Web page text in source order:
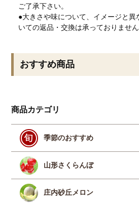
ご了承下さい。
●大きさや味について、イメージと異
いての返品・交換は承っておりませ
おすすめ商品
商品カテゴリ
季節のおすすめ
山形さくらんぼ
庄内砂丘メロン